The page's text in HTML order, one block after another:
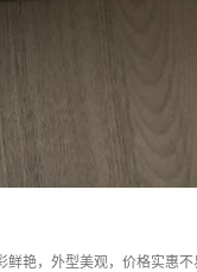
艳，外型美观，价格实惠不